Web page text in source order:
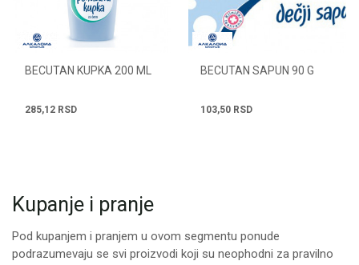
BECUTAN KUPKA 200 ML
285,12 RSD
BECUTAN SAPUN 90 G
103,50 RSD
Kupanje i pranje
Pod kupanjem i pranjem u ovom segmentu ponude
podrazumevaju se svi proizvodi koji su neophodni za pravilno